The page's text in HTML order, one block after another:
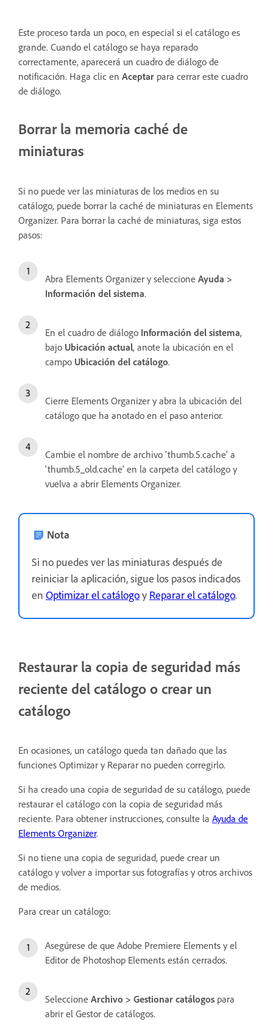
Este proceso tarda un poco, en especial si el catálogo es
grande. Cuando el catálogo se haya reparado
correctamente, aparecerá un cuadro de diálogo de
notificación. Haga clic en Aceptar para cerrar este cuadro
de diálogo.
Borrar la memoria caché de
miniaturas
Si no puede ver las miniaturas de los medios en su
catálogo, puede borrar la caché de miniaturas en Elements
Organizer. Para borrar la caché de miniaturas, siga estos
pasos:
Abra Elements Organizer y seleccione Ayuda >
Información del sistema.
En el cuadro de diálogo Información del sistema,
bajo Ubicación actual, anote la ubicación en el
campo Ubicación del catálogo.
Cierre Elements Organizer y abra la ubicación del
catálogo que ha anotado en el paso anterior.
Cambie el nombre de archivo 'thumb.5.cache' a
'thumb.5_old.cache' en la carpeta del catálogo y
vuelva a abrir Elements Organizer.
Nota
Si no puedes ver las miniaturas después de
reiniciar la aplicación, sigue los pasos indicados
en Optimizar el catálogoy Reparar el catálogo.
Restaurar la copia de seguridad más
reciente del catálogo o crear un
catálogo
En ocasiones, un catálogo queda tan dañado que las
funciones Optimizar y Reparar no pueden corregirlo.
Si ha creado una copia de seguridad de su catálogo, puede
restaurar el catálogo con la copia de seguridad más
reciente. Para obtener instrucciones, consulte la Ayuda de
Elements Organizer.
Si no tiene una copia de seguridad, puede crear un
catálogo y volver a importar sus fotografías y otros archivos
de medios.
Para crear un catálogo:
Asegúrese de que Adobe Premiere Elements y el
Editor de Photoshop Elements están cerrados.
Seleccione Archivo > Gestionar catálogos para
abrir el Gestor de catálogos.